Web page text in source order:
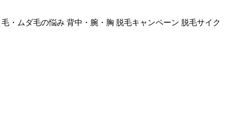
毛・ムダ毛の悩み 背中・腕・胸 脱毛キャンペーン 脱毛サイク